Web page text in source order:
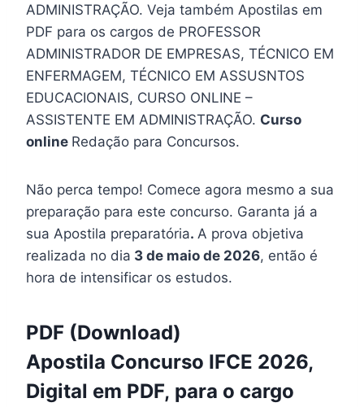
ADMINISTRAÇÃO. Veja também Apostilas em
PDF para os cargos de PROFESSOR
ADMINISTRADOR DE EMPRESAS, TÉCNICO EM
ENFERMAGEM, TÉCNICO EM ASSUSNTOS
EDUCACIONAIS, CURSO ONLINE –
ASSISTENTE EM ADMINISTRAÇÃO. Curso
online Redação para Concursos.
Não perca tempo! Comece agora mesmo a sua
preparação para este concurso. Garanta já a
sua Apostila preparatória. A prova objetiva
realizada no dia 3 de maio de 2026, então é
hora de intensificar os estudos.
PDF (Download)
Apostila Concurso IFCE 2026,
Digital em PDF, para o cargo